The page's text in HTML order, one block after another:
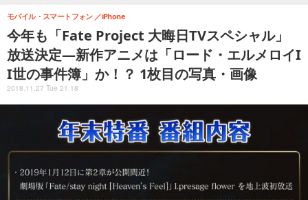
今年も「Fate Project 大晦日TVスペシャル」
放送決定―新作アニメは「ロード・エルメロイI
I世の事件簿」か！？ 1枚目の写真・画像
モバイル・スマートフォン iPhone
2018.11.27 Tue 21:18